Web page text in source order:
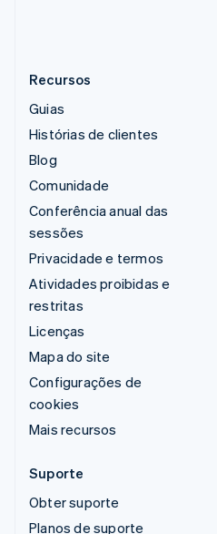
Recursos
Guias
Histórias de clientes
Blog
Comunidade
Conferência anual das
sessões
Privacidade e termos
Atividades proibidas e
restritas
Licenças
Mapa do site
Configurações de
cookies
Mais recursos
Suporte
Obter suporte
Planos de suporte